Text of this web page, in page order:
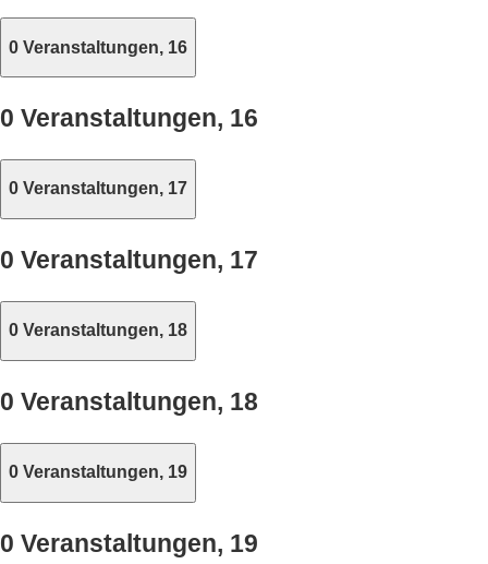
0 Veranstaltungen, 16
0 Veranstaltungen, 16
0 Veranstaltungen, 17
0 Veranstaltungen, 17
0 Veranstaltungen, 18
0 Veranstaltungen, 18
0 Veranstaltungen, 19
0 Veranstaltungen, 19